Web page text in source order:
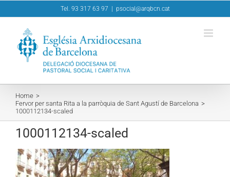
to
Tel. 93 317 63 97 psocial@arqbcn.cat
Home
Fervor per santa Rita a la parròquia de Sant Agustí de Barcelona
1000112134-scaled
1000112134-scaled